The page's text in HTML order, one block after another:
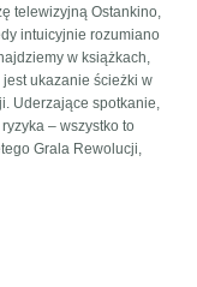
telewizyjną Ostankino,
intuicyjnie rozumiano
w książkach,
ukazanie ścieżki w
Uderzające spotkanie,
– wszystko to
Grala Rewolucji,